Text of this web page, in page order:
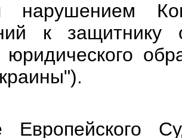
нарушением
к защитнику
юридического
Европейского